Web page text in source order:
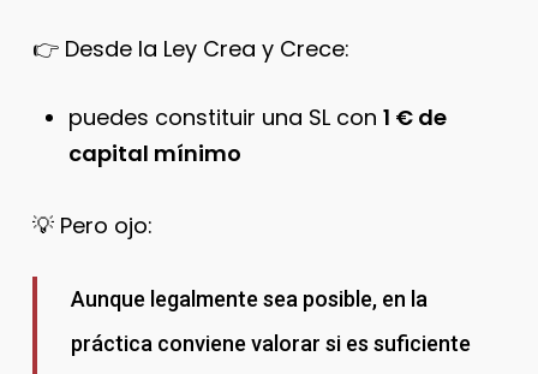
👉 Desde la Ley Crea y Crece:
puedes constituir una SL con 1 € de
capital mínimo
💡 Pero ojo:
Aunque legalmente sea posible, en la
práctica conviene valorar si es suficiente